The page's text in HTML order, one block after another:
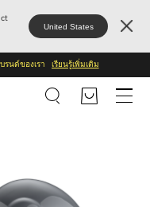
United States
รนด์ของเรา เรียนรู้เพิ่มเติม